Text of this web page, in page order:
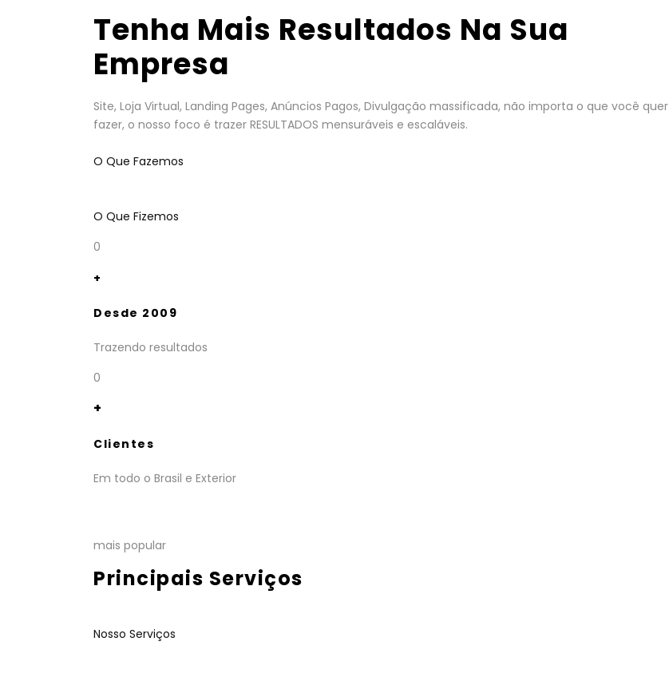
Tenha Mais Resultados Na Sua
Empresa
Site, Loja Virtual, Landing Pages, Anúncios Pagos, Divulgação massificada, não importa o que você quer
fazer, o nosso foco é trazer RESULTADOS mensuráveis e escaláveis.
O Que Fazemos
O Que Fizemos
0
+
Desde 2009
Trazendo resultados
0
+
Clientes
Em todo o Brasil e Exterior
mais popular
Principais Serviços
Nosso Serviços